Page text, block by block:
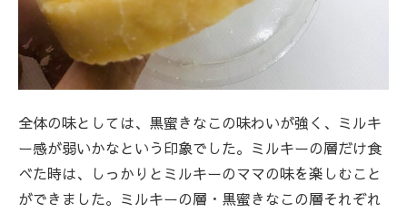
全体の味としては、黒蜜きなこの味わいが強く、ミルキ
ー感が弱いかなという印象でした。ミルキーの層だけ食
べた時は、しっかりとミルキーのママの味を楽しむこと
ができました。ミルキーの層・黒蜜きなこの層それぞれ